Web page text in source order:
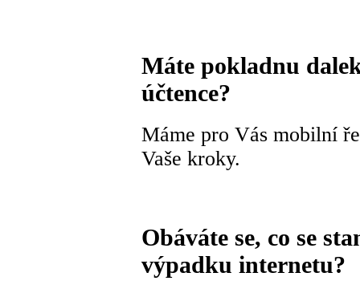
Máte pokladnu
účtence?
Máme pro Vás mobilní
Vaše kroky.
Obáváte se, co se
výpadku internetu?